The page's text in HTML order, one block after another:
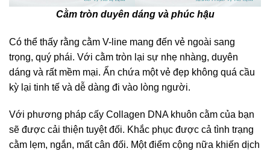
Cằm tròn duyên dáng và phúc hậu
Có thể thấy rằng cằm V-line mang đến vẻ ngoài sang
trọng, quý phái. Với cằm tròn lại sự nhẹ nhàng, duyên
dáng và rất mềm mại. Ẩn chứa một vẻ đẹp không quá cầu
kỳ lại tinh tế và dễ dàng đi vào lòng người.
Với phương pháp cấy Collagen DNA khuôn cằm của bạn
sẽ được cải thiện tuyệt đối. Khắc phục được cả tình trạng
cằm lẹm, ngắn, mất cân đối. Một điểm cộng nữa khiến dịch